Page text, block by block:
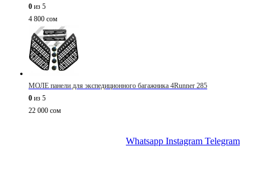
0 из 5
4 800 сом
МОЛЕ панели для экспедиционного багажника 4Runner 285
0 из 5
22 000 сом
Whatsapp Instagram Telegram